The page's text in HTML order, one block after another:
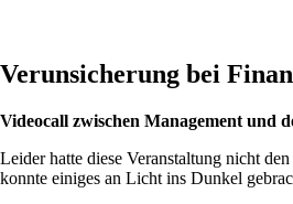
Verunsicherung bei
Videocall zwischen Management und
Leider hatte diese Veranstaltung nicht
konnte einiges an Licht ins Dunkel